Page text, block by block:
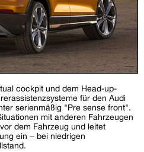
cockpit und dem Head-up-
für den Audi
serienmäßig "Pre sense front".
mit anderen Fahrzeugen
dem Fahrzeug und leitet
ein – bei niedrigen